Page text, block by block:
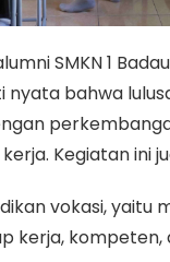
SMKN 1
nyata bahwa
Kegiatan ini
vokasi, yaitu
kerja,